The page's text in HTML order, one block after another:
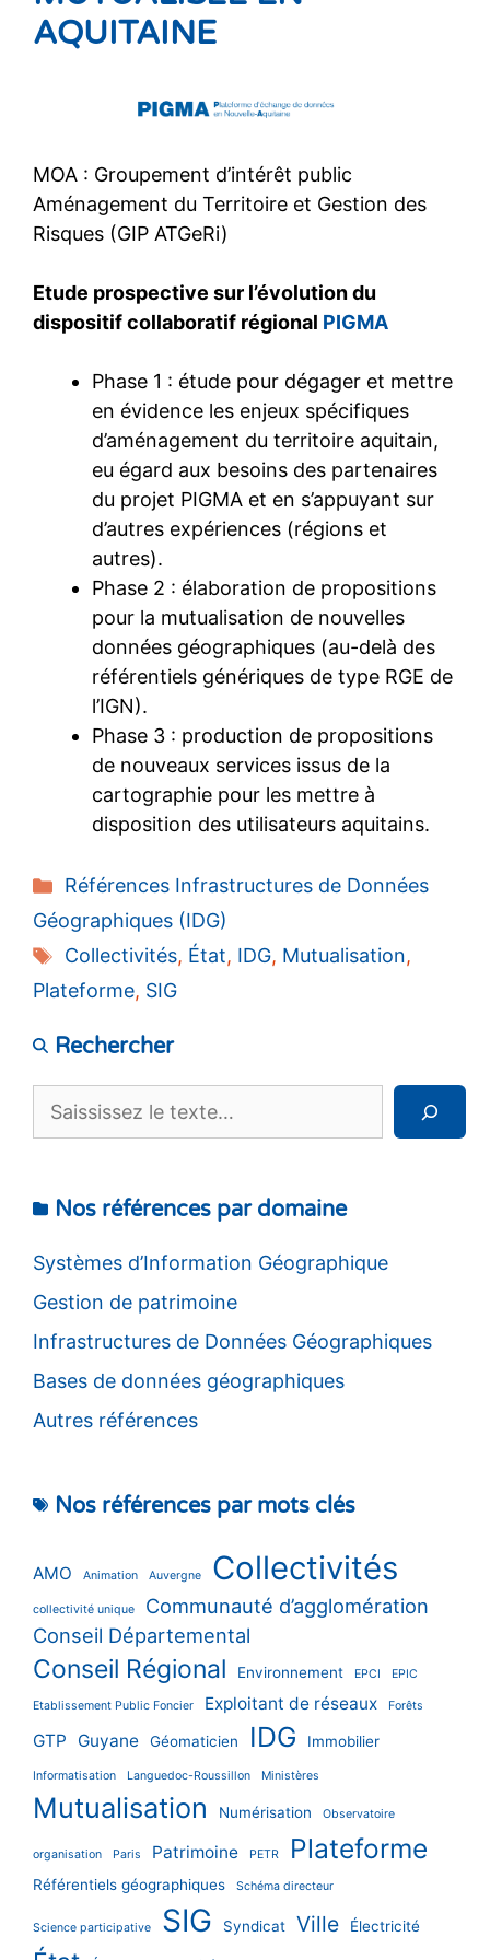
AQUITAINE
MOA : Groupement d’intérêt public
Aménagement du Territoire et Gestion des
Risques (GIP ATGeRi)
Etude prospective sur l’évolution du
dispositif collaboratif régional PIGMA
Phase 1 : étude pour dégager et mettre
en évidence les enjeux spécifiques
d’aménagement du territoire aquitain,
eu égard aux besoins des partenaires
du projet PIGMA et en s’appuyant sur
d’autres expériences (régions et
autres).
Phase 2 : élaboration de propositions
pour la mutualisation de nouvelles
données géographiques (au-delà des
référentiels génériques de type RGE de
l’IGN).
Phase 3 : production de propositions
de nouveaux services issus de la
cartographie pour les mettre à
disposition des utilisateurs aquitains.
Catégories
Références Infrastructures de Données
Géographiques (IDG)
Étiquettes
Collectivités, État, IDG, Mutualisation,
Plateforme, SIG
Rechercher
Rechercher
Nos références par domaine
Systèmes d’Information Géographique
Gestion de patrimoine
Infrastructures de Données Géographiques
Bases de données géographiques
Autres références
Nos références par mots clés
AMO Animation Auvergne Collectivités
collectivité unique
Communauté d’agglomération
Conseil Départemental
Conseil Régional Environnement EPCI EPIC
Etablissement Public Foncier Exploitant de réseaux Forêts
GTP Guyane Géomaticien IDG Immobilier
Informatisation Languedoc-Roussillon Ministères
Mutualisation Numérisation Observatoire
organisation Paris Patrimoine PETR Plateforme
Référentiels géographiques Schéma directeur
Science participative SIG Syndicat Ville Électricité